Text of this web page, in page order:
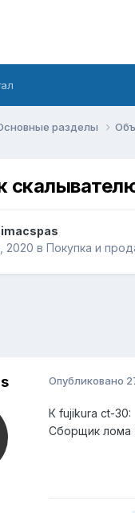
разделы
2020 в Покупка и
Опубликовано
К fujikura ct-30:
Сборщик лома